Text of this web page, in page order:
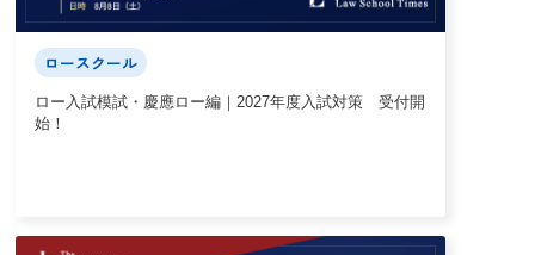
ロースクール
ロー入試模試・慶應ロー編｜2027年度入試対策 受付開
始！